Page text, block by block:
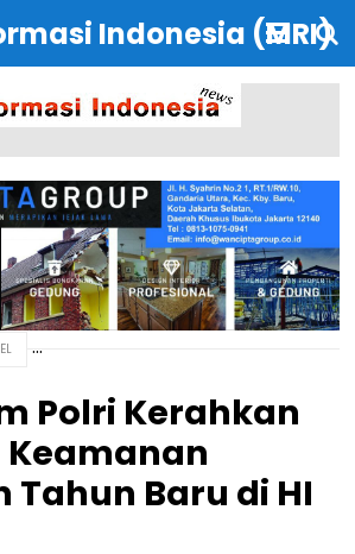
Indonesia (MRI)
Polri Kerahkan
Tahun Baru di HI